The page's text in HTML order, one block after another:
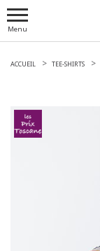
Menu
ACCUEIL TEE-SHIRTS